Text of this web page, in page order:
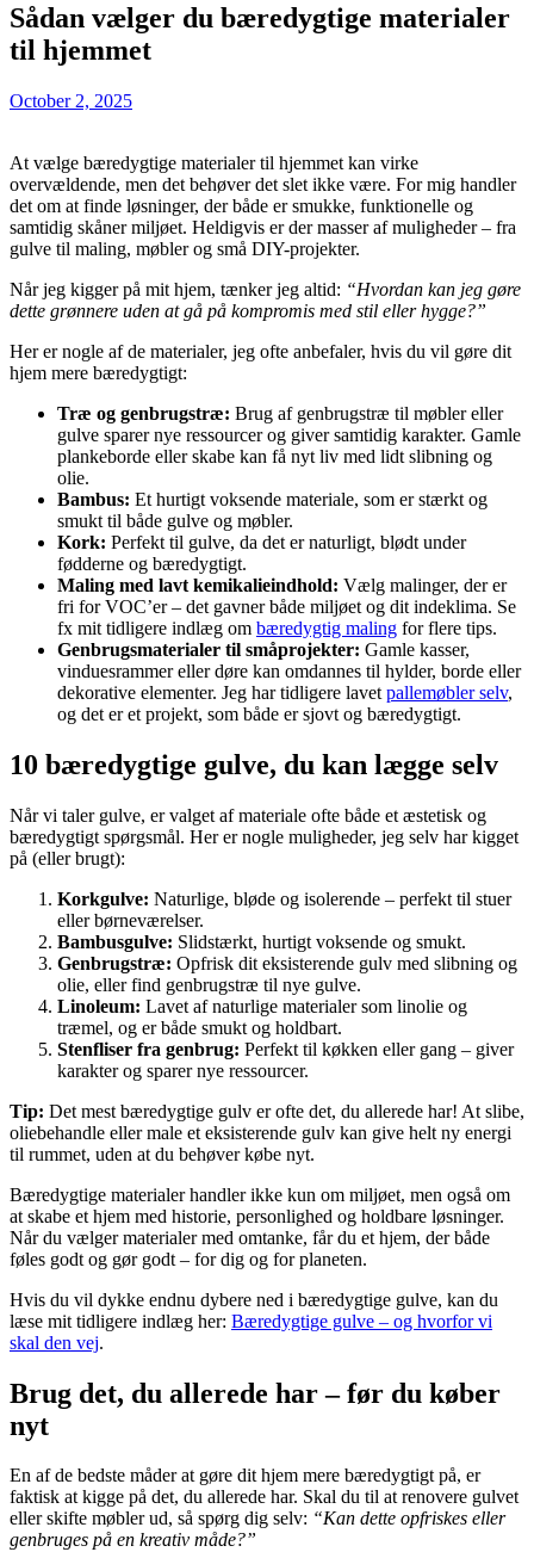
Sådan vælger du bæredygtige materialer
til hjemmet
October 2, 2025
At vælge bæredygtige materialer til hjemmet kan virke
overvældende, men det behøver det slet ikke være. For mig handler
det om at finde løsninger, der både er smukke, funktionelle og
samtidig skåner miljøet. Heldigvis er der masser af muligheder – fra
gulve til maling, møbler og små DIY-projekter.
Når jeg kigger på mit hjem, tænker jeg altid: “Hvordan kan jeg gøre
dette grønnere uden at gå på kompromis med stil eller hygge?”
Her er nogle af de materialer, jeg ofte anbefaler, hvis du vil gøre dit
hjem mere bæredygtigt:
Træ og genbrugstræ: Brug af genbrugstræ til møbler eller
gulve sparer nye ressourcer og giver samtidig karakter. Gamle
plankeborde eller skabe kan få nyt liv med lidt slibning og
olie.
Bambus: Et hurtigt voksende materiale, som er stærkt og
smukt til både gulve og møbler.
Kork: Perfekt til gulve, da det er naturligt, blødt under
fødderne og bæredygtigt.
Maling med lavt kemikalieindhold: Vælg malinger, der er
fri for VOC’er – det gavner både miljøet og dit indeklima. Se
fx mit tidligere indlæg om bæredygtig maling for flere tips.
Genbrugsmaterialer til småprojekter: Gamle kasser,
vinduesrammer eller døre kan omdannes til hylder, borde eller
dekorative elementer. Jeg har tidligere lavet pallemøbler selv,
og det er et projekt, som både er sjovt og bæredygtigt.
10 bæredygtige gulve, du kan lægge selv
Når vi taler gulve, er valget af materiale ofte både et æstetisk og
bæredygtigt spørgsmål. Her er nogle muligheder, jeg selv har kigget
på (eller brugt):
Korkgulve: Naturlige, bløde og isolerende – perfekt til stuer
eller børneværelser.
Bambusgulve: Slidstærkt, hurtigt voksende og smukt.
Genbrugstræ: Opfrisk dit eksisterende gulv med slibning og
olie, eller find genbrugstræ til nye gulve.
Linoleum: Lavet af naturlige materialer som linolie og
træmel, og er både smukt og holdbart.
Stenfliser fra genbrug: Perfekt til køkken eller gang – giver
karakter og sparer nye ressourcer.
Tip: Det mest bæredygtige gulv er ofte det, du allerede har! At slibe,
oliebehandle eller male et eksisterende gulv kan give helt ny energi
til rummet, uden at du behøver købe nyt.
Bæredygtige materialer handler ikke kun om miljøet, men også om
at skabe et hjem med historie, personlighed og holdbare løsninger.
Når du vælger materialer med omtanke, får du et hjem, der både
føles godt og gør godt – for dig og for planeten.
Hvis du vil dykke endnu dybere ned i bæredygtige gulve, kan du
læse mit tidligere indlæg her: Bæredygtige gulve – og hvorfor vi
skal den vej.
Brug det, du allerede har – før du køber
nyt
En af de bedste måder at gøre dit hjem mere bæredygtigt på, er
faktisk at kigge på det, du allerede har. Skal du til at renovere gulvet
eller skifte møbler ud, så spørg dig selv: “Kan dette opfriskes eller
genbruges på en kreativ måde?”